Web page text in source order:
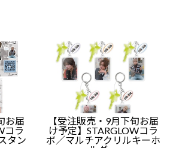
お届
コラ
タン
【受注販売・9月下旬お届
け予定】STARGLOWコラ
ボ／マルチアクリルキーホ